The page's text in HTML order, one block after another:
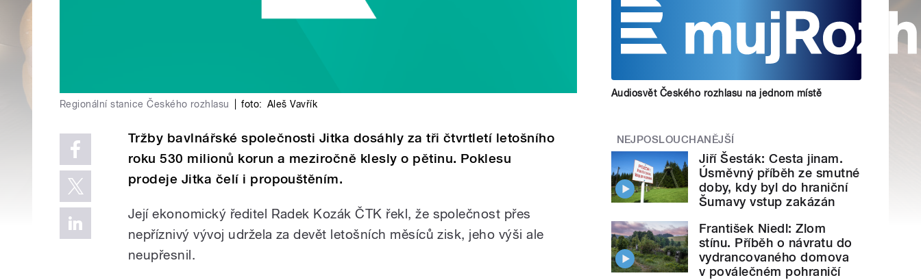
Regionální stanice Českého rozhlasu foto: Aleš Vavřík
Tržby bavlnářské společnosti Jitka dosáhly za tři čtvrtletí letošního
roku 530 milionů korun a meziročně klesly o pětinu. Poklesu
prodeje Jitka čelí i propouštěním.
Její ekonomický ředitel Radek Kozák ČTK řekl, že společnost přes
nepříznivý vývoj udržela za devět letošních měsíců zisk, jeho výši ale
neupřesnil.
Audiosvět Českého rozhlasu na jednom místě
NEJPOSLOUCHANĚJŠÍ
Jiří Šesták: Cesta jinam.
Úsměvný příběh ze smutné
doby, kdy byl do hraniční
Šumavy vstup zakázán
František Niedl: Zlom
stínu. Příběh o návratu do
vydrancovaného domova
v poválečném pohraničí